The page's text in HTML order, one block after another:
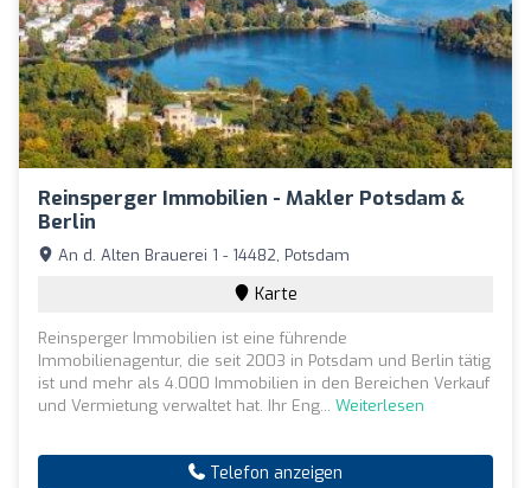
Reinsperger Immobilien - Makler Potsdam &
Berlin
An d. Alten Brauerei 1 - 14482, Potsdam
Karte
Reinsperger Immobilien ist eine führende
Immobilienagentur, die seit 2003 in Potsdam und Berlin tätig
ist und mehr als 4.000 Immobilien in den Bereichen Verkauf
und Vermietung verwaltet hat. Ihr Eng... Weiterlesen
Telefon anzeigen